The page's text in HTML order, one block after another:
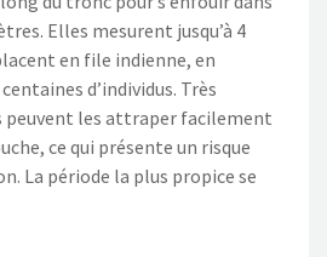
Elles mesurent jusqu’à 4
en file indienne, en
d’individus. Très
peuvent les attraper facilement
ce qui présente un risque
La période la plus propice se